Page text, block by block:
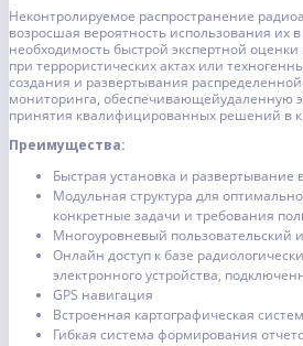
Неконтролируемое распространение
возросшая вероятность использования их
необходимость быстрой экспертной
при террористических актах или
создания и развертывания
мониторинга, обеспечивающейудаленную
принятия квалифицированных решений в
Преимущества:
Быстрая установка и развертывание
Модульная структура для
конкретные задачи и требования
Многоуровневый пользовательский
Онлайн доступ к базе
электронного устройства,
GPS навигация
Встроенная картографическая
Гибкая система формирования